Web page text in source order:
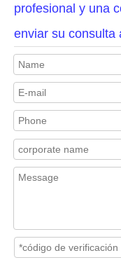
profesional y una
enviar su consulta